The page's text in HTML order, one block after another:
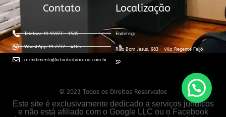
Contato
Telefone 11 95977 - 1585
WhastApp 11 2777 - 4165
atendimento@atualadvocacia.com.br
Localização
Endereço
Rua Bom Jesus, 983 - Vila Regente Feijó -
SP
© 2023 Todos os Direitos Reservados
Este site é exclusivamente dedicado a serviços jurídicos
e não está afiliado com o Google LLC ou o Facebook